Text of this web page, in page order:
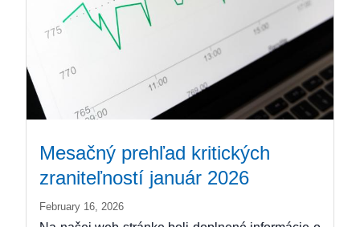
Mesačný prehľad kritických
zraniteľností január 2026
February 16, 2026